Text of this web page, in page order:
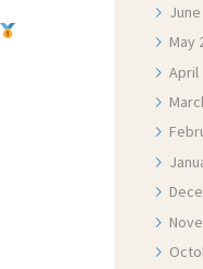
June
May
April